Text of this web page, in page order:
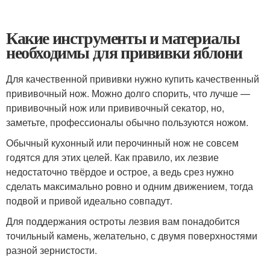
Какие инструменты и материалы
необходимы для прививки яблони
Для качественной прививки нужно купить качественный
прививочный нож. Можно долго спорить, что лучше —
прививочный нож или прививочный секатор, но,
заметьте, профессионалы обычно пользуются ножом.
Обычный кухонный или перочинный нож не совсем
годятся для этих целей. Как правило, их лезвие
недостаточно твёрдое и острое, а ведь срез нужно
сделать максимально ровно и одним движением, тогда
подвой и привой идеально совпадут.
Для поддержания остроты лезвия вам понадобится
точильный камень, желательно, с двумя поверхностями
разной зернистости.